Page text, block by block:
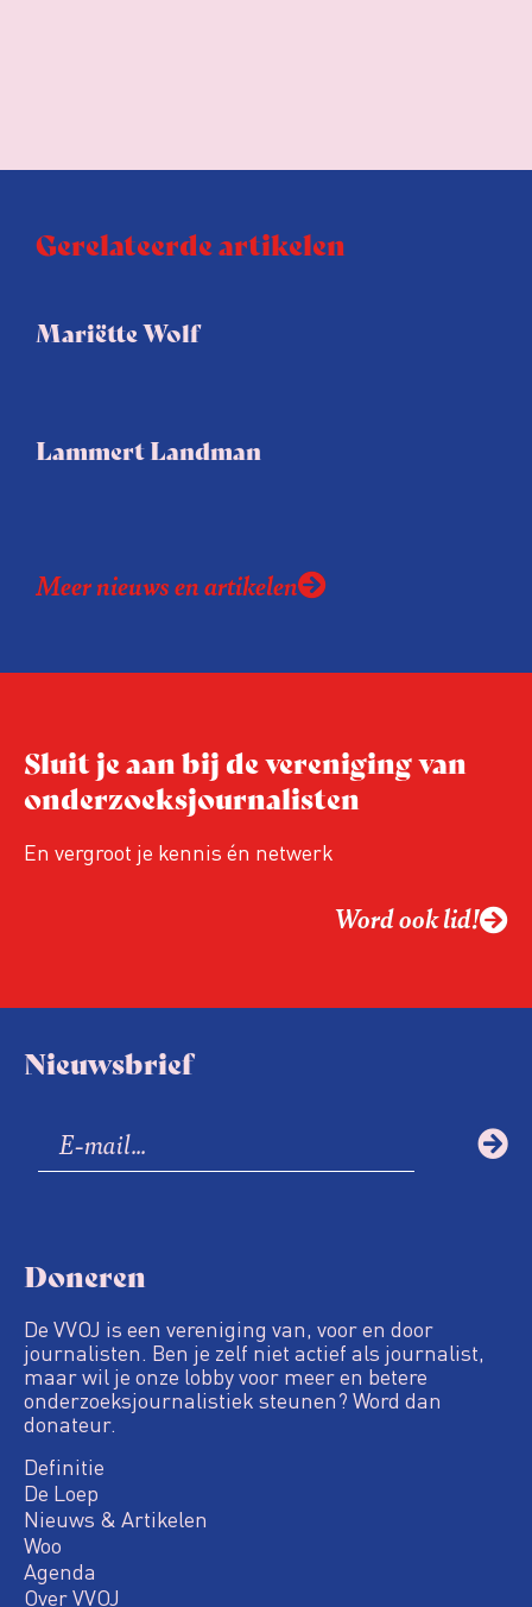
Gerelateerde artikelen
Mariëtte Wolf
Lammert Landman
Meer nieuws en artikelen
Sluit je aan bij de vereniging van
onderzoeksjournalisten
En vergroot je kennis én netwerk
Word ook lid!
Nieuwsbrief
Doneren
De VVOJ is een vereniging van, voor en door
journalisten. Ben je zelf niet actief als journalist,
maar wil je onze lobby voor meer en betere
onderzoeksjournalistiek steunen? Word dan
donateur.
Definitie
De Loep
Nieuws & Artikelen
Woo
Agenda
Over VVOJ